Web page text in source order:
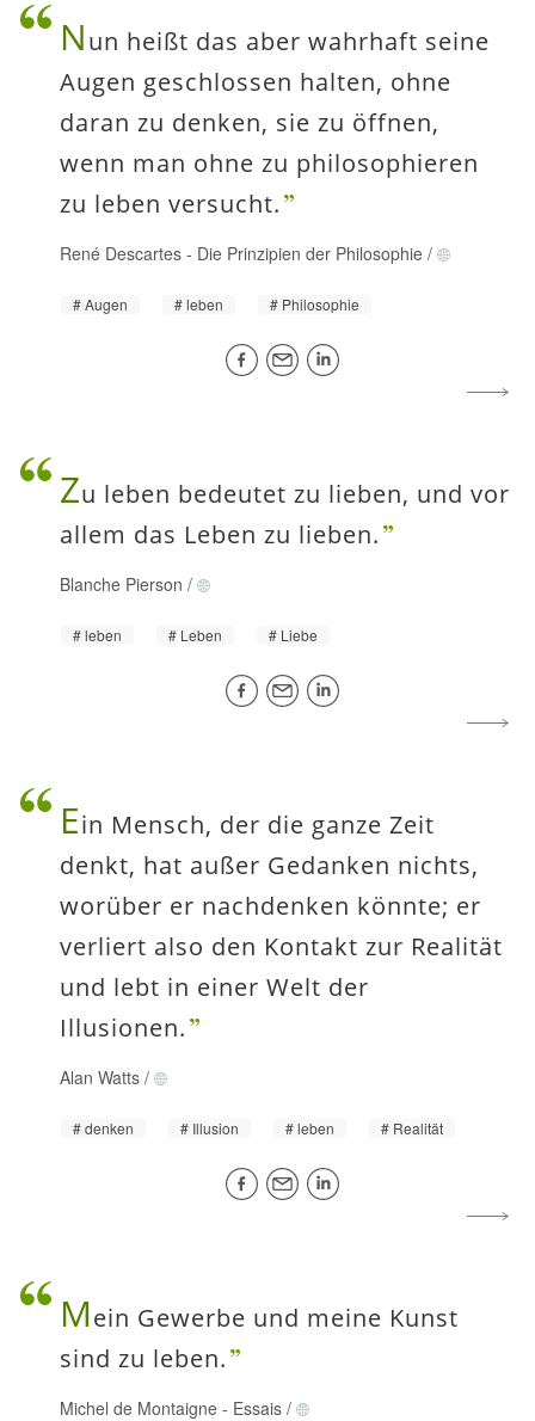
Nun heißt das aber wahrhaft seine
Augen geschlossen halten, ohne
daran zu denken, sie zu öffnen,
wenn man ohne zu philosophieren
zu leben versucht.
René Descartes - Die Prinzipien der Philosophie /
Augen leben Philosophie
Zu leben bedeutet zu lieben, und vor
allem das Leben zu lieben.
Blanche Pierson /
leben Leben Liebe
Ein Mensch, der die ganze Zeit
denkt, hat außer Gedanken nichts,
worüber er nachdenken könnte; er
verliert also den Kontakt zur Realität
und lebt in einer Welt der
Illusionen.
Alan Watts /
denken Illusion leben Realität
Mein Gewerbe und meine Kunst
sind zu leben.
Michel de Montaigne - Essais /